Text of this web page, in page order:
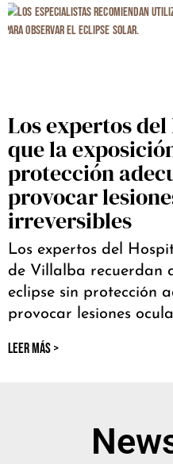
Los expertos
que la
protección
provocar
irreversibles
Los expertos del
de Villalba recuerdan
eclipse sin protección
provocar lesiones
LEER MÁS >